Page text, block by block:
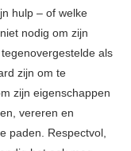
hulp – of welke
nodig om zijn
als
zijn om te
zijn eigenschappen
vereren en
paden. Respectvol,